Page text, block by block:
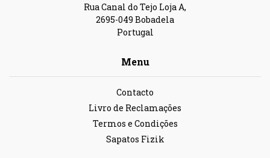
Rua Canal do Tejo Loja A,
2695-049 Bobadela
Portugal
Menu
Contacto
Livro de Reclamações
Termos e Condições
Sapatos Fizik